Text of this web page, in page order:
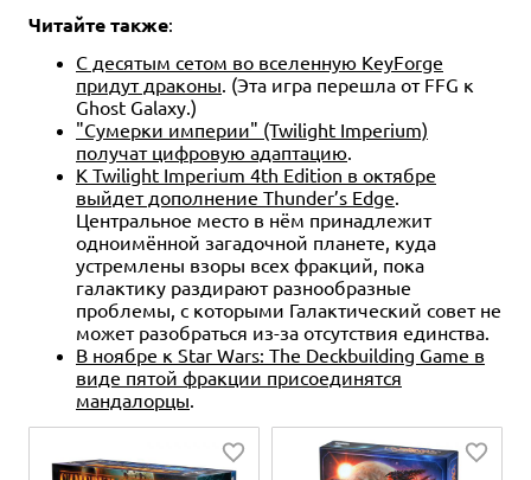
Читайте также:
С десятым сетом во вселенную KeyForge
придут драконы. (Эта игра перешла от FFG к
Ghost Galaxy.)
"Сумерки империи" (Twilight Imperium)
получат цифровую адаптацию.
К Twilight Imperium 4th Edition в октябре
выйдет дополнение Thunder’s Edge.
Центральное место в нём принадлежит
одноимённой загадочной планете, куда
устремлены взоры всех фракций, пока
галактику раздирают разнообразные
проблемы, с которыми Галактический совет не
может разобраться из-за отсутствия единства.
В ноябре к Star Wars: The Deckbuilding Game в
виде пятой фракции присоединятся
мандалорцы.